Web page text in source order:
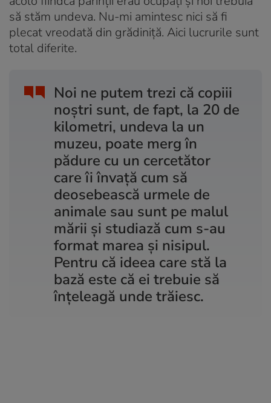
să stăm undeva. Nu-mi amintesc nici să fi
plecat vreodată din grădiniță. Aici lucrurile sunt
total diferite.
Noi ne putem trezi că copiii
noștri sunt, de fapt, la 20 de
kilometri, undeva la un
muzeu, poate merg în
pădure cu un cercetător
care îi învață cum să
deosebească urmele de
animale sau sunt pe malul
mării și studiază cum s-au
format marea și nisipul.
Pentru că ideea care stă la
bază este că ei trebuie să
înțeleagă unde trăiesc.